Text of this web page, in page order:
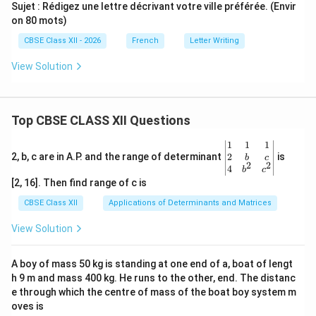
Sujet : Rédigez une lettre décrivant votre ville préférée. (Envir
on 80 mots)
CBSE Class XII - 2026 French Letter Writing
View Solution
Top CBSE CLASS XII Questions
2, b, c are in A.P. and the range of determinant
\be
gin
{v
ma
x}1
&1
b&
c\\
4&
b^
1
2
4
1
b
b2
1
c
c2
is
[2, 16]. Then find range of c is
CBSE Class XII Applications of Determinants and Matrices
View Solution
A boy of mass 50 kg is standing at one end of a, boat of lengt
h 9 m and mass 400 kg. He runs to the other, end. The distanc
e through which the centre of mass of the boat boy system m
oves is